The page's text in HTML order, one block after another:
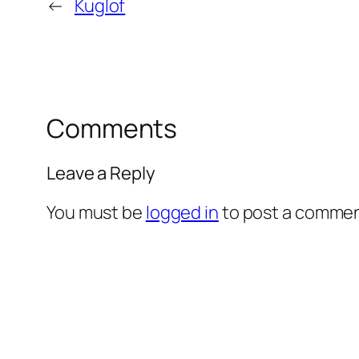
← Kuglof
Comments
Leave a Reply
You must be logged into post a